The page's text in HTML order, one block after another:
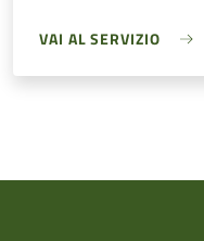
VAI AL SERVIZIO